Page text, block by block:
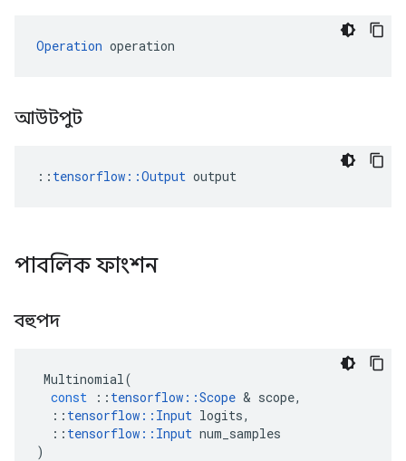
Operation operation
আউটপুট
:: tensorflow::Output output
পাবলিক ফাংশন
বহুপদ
Multinomial(
const
:: tensorflow ::Scope & scope,
:: tensorflow :: Input logits,
:: tensorflow :: Input num_samples
)